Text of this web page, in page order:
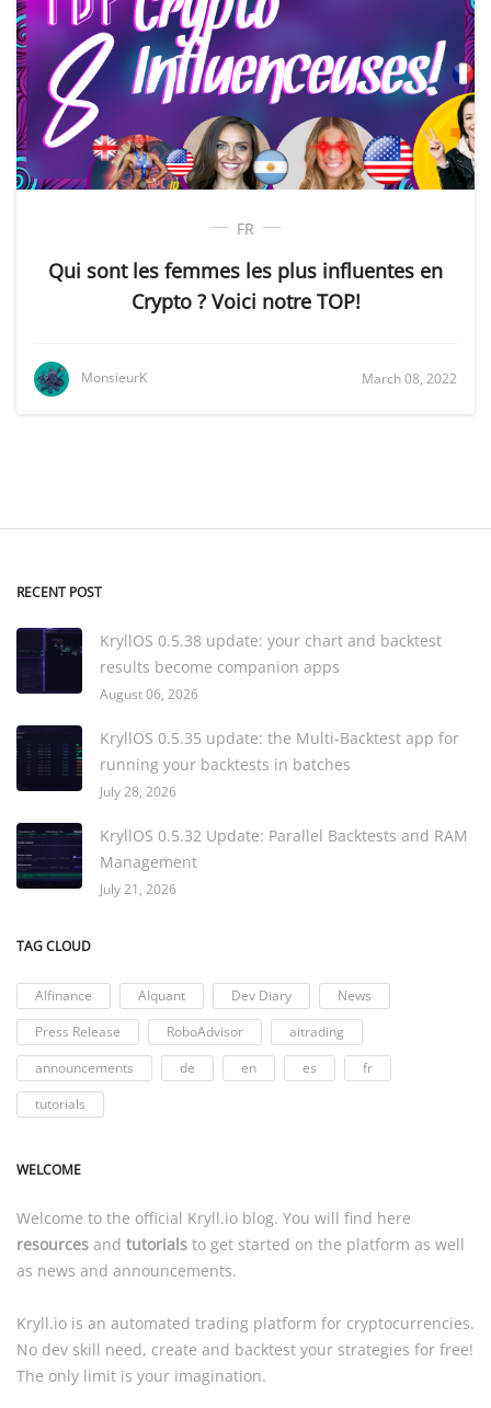
FR
Qui sont les femmes les plus influentes en
Crypto ? Voici notre TOP!
MonsieurK March 08, 2022
RECENT POST
KryllOS 0.5.38 update: your chart and backtest
results become companion apps
August 06, 2026
KryllOS 0.5.35 update: the Multi-Backtest app for
running your backtests in batches
July 28, 2026
KryllOS 0.5.32 Update: Parallel Backtests and RAM
Management
July 21, 2026
TAG CLOUD
AIfinance AIquant Dev Diary
News
Press Release
RoboAdvisor
aitrading
announcements
de en es
fr
tutorials
WELCOME
Welcome to the official Kryll.io blog. You will find here
resources and tutorials to get started on the platform as well
as news and announcements.
Kryll.io is an automated trading platform for cryptocurrencies.
No dev skill need, create and backtest your strategies for free!
The only limit is your imagination.